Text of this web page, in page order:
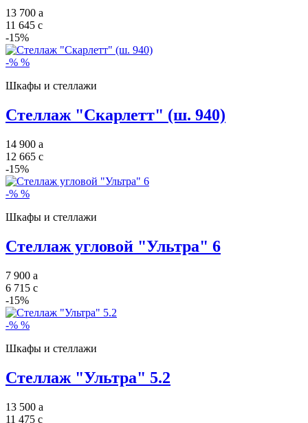
13 700 a
11 645 c
-15%
-% %
Шкафы и стеллажи
Стеллаж "Скарлетт" (ш. 940)
14 900 a
12 665 c
-15%
-% %
Шкафы и стеллажи
Стеллаж угловой "Ультра" 6
7 900 a
6 715 c
-15%
-% %
Шкафы и стеллажи
Стеллаж "Ультра" 5.2
13 500 a
11 475 c